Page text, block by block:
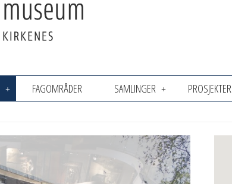
FAGOMRÅDER SAMLINGER PROSJEKTER